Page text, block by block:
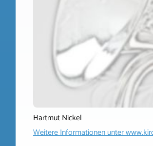
Hartmut Nickel
Weitere Informationen unter